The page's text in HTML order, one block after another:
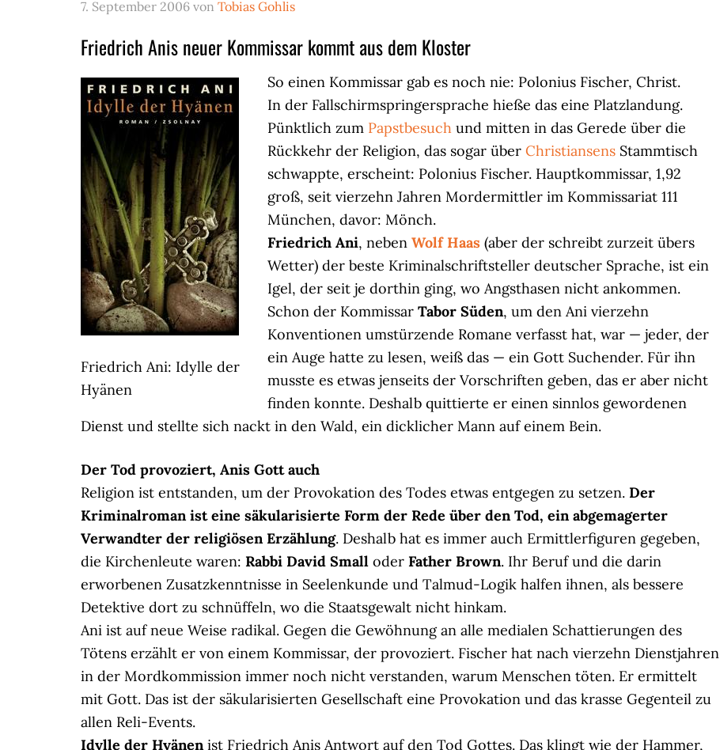
7. September 2006 von Tobias Gohlis
Friedrich Anis neuer Kommissar kommt aus dem Kloster
Friedrich Ani: Idylle der
Hyänen
So einen Kommissar gab es noch nie: Polonius Fischer, Christ.
In der Fallschirmspringersprache hieße das eine Platzlandung.
Pünktlich zum Papstbesuch und mitten in das Gerede über die
Rückkehr der Religion, das sogar über Christiansens Stammtisch
schwappte, erscheint: Polonius Fischer. Hauptkommissar, 1,92
groß, seit vierzehn Jahren Mordermittler im Kommissariat 111
München, davor: Mönch.
Friedrich Ani, neben Wolf Haas (aber der schreibt zurzeit übers
Wetter) der beste Kriminalschriftsteller deutscher Sprache, ist ein
Igel, der seit je dorthin ging, wo Angsthasen nicht ankommen.
Schon der Kommissar Tabor Süden, um den Ani vierzehn
Konventionen umstürzende Romane verfasst hat, war — jeder, der
ein Auge hatte zu lesen, weiß das — ein Gott Suchender. Für ihn
musste es etwas jenseits der Vorschriften geben, das er aber nicht
finden konnte. Deshalb quittierte er einen sinnlos gewordenen
Dienst und stellte sich nackt in den Wald, ein dicklicher Mann auf einem Bein.
Der Tod provoziert, Anis Gott auch
Religion ist entstanden, um der Provokation des Todes etwas entgegen zu setzen. Der
Kriminalroman ist eine säkularisierte Form der Rede über den Tod, ein abgemagerter
Verwandter der religiösen Erzählung. Deshalb hat es immer auch Ermittlerfiguren gegeben,
die Kirchenleute waren: Rabbi David Small oder Father Brown. Ihr Beruf und die darin
erworbenen Zusatzkenntnisse in Seelenkunde und Talmud-Logik halfen ihnen, als bessere
Detektive dort zu schnüffeln, wo die Staatsgewalt nicht hinkam.
Ani ist auf neue Weise radikal. Gegen die Gewöhnung an alle medialen Schattierungen des
Tötens erzählt er von einem Kommissar, der provoziert. Fischer hat nach vierzehn Dienstjahren
in der Mordkommission immer noch nicht verstanden, warum Menschen töten. Er ermittelt
mit Gott. Das ist der säkularisierten Gesellschaft eine Provokation und das krasse Gegenteil zu
allen Reli-Events.
Idylle der Hyänenist Friedrich Anis Antwort auf den Tod Gottes. Das klingt wie der Hammer,